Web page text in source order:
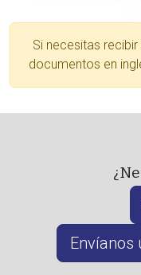
Si necesitas
documentos en
Envíanos